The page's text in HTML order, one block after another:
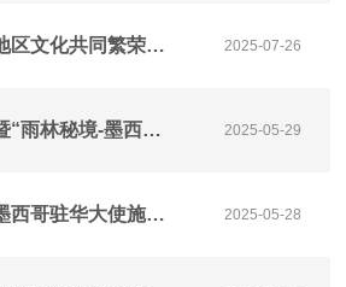
媒体智库合作助力地区文化共同繁荣发展丨关注上合媒体智库峰会 2025-07-26
“河南省墨西哥周”暨“雨林秘境-墨西哥玛雅文明大展”展览隆重开幕 2025-05-29
【视频】王凯会见墨西哥驻华大使施雅德 2025-05-28